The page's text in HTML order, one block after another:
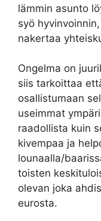
lämmin asunto
syö
nakertaa
Ongelma on
siis tarkoittaa
osallistumaan
useimmat
raadollista kuin
kivempaa ja
lounaalla/
toisten
olevan joka
eurosta.